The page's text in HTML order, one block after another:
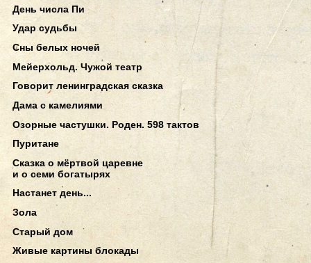
День числа Пи
Удар судьбы
Сны белых ночей
Мейерхольд. Чужой театр
Говорит ленинградская сказка
Дама с камелиями
Озорные частушки. Роден. 598 тактов
Пуритане
Сказка о мёртвой царевне
и о семи богатырях
Настанет день...
Зола
Старый дом
Живые картины блокады